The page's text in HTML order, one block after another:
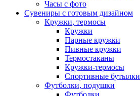
Часы с фото
Сувениры с готовым дизайном
Кружки, термосы
Кружки
Парные кружки
Пивные кружки
Термостаканы
Кружки-термосы
Спортивные бутылки
Футболки, подушки
Футболки